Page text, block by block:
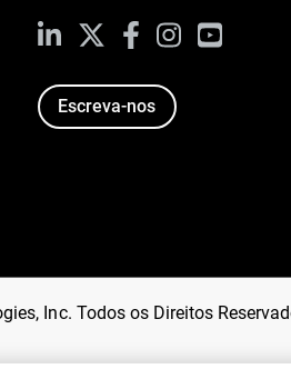
LinkedIn Facebook
InstagramYouTube
Escreva-nos
Inc. Todos os Direitos
a